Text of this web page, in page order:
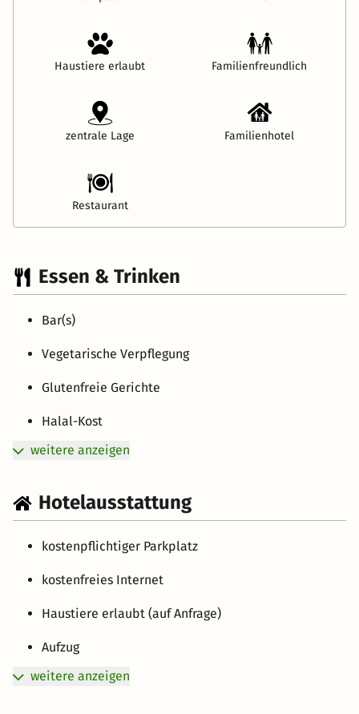
Haustiere erlaubt Familienfreundlich
zentrale Lage Familienhotel
Restaurant
Essen & Trinken
Bar(s)
Vegetarische Verpflegung
Glutenfreie Gerichte
Halal-Kost
weitere anzeigen
Hotelausstattung
kostenpflichtiger Parkplatz
kostenfreies Internet
Haustiere erlaubt (auf Anfrage)
Aufzug
weitere anzeigen